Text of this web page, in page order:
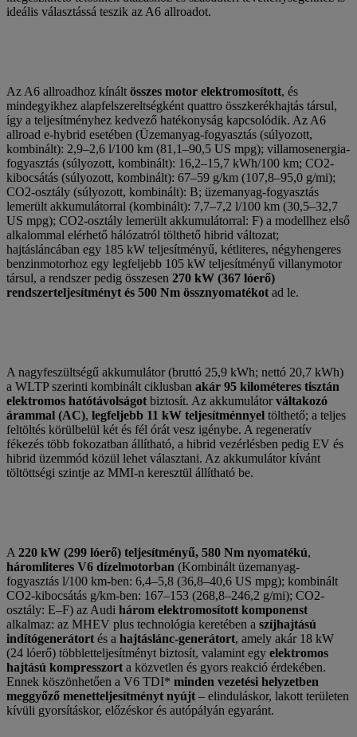
ideális választássá teszik az A6 allroadot.
Az A6 allroadhoz kínált összes motor elektromosított, és
mindegyikhez alapfelszereltségként quattro összkerékhajtás társul,
így a teljesítményhez kedvező hatékonyság kapcsolódik. Az A6
allroad e-hybrid esetében (Üzemanyag-fogyasztás (súlyozott,
kombinált): 2,9–2,6 l/100 km (81,1–90,5 US mpg); villamosenergia-
fogyasztás (súlyozott, kombinált): 16,2–15,7 kWh/100 km; CO2-
kibocsátás (súlyozott, kombinált): 67–59 g/km (107,8–95,0 g/mi);
CO2-osztály (súlyozott, kombinált): B; üzemanyag-fogyasztás
lemerült akkumulátorral (kombinált): 7,7–7,2 l/100 km (30,5–32,7
US mpg); CO2-osztály lemerült akkumulátorral: F) a modellhez első
alkalommal elérhető hálózatról tölthető hibrid változat;
hajtásláncában egy 185 kW teljesítményű, kétliteres, négyhengeres
benzinmotorhoz egy legfeljebb 105 kW teljesítményű villanymotor
társul, a rendszer pedig összesen 270 kW (367 lóerő)
rendszerteljesítményt és 500 Nm össznyomatékot ad le.
A nagyfeszültségű akkumulátor (bruttó 25,9 kWh; nettó 20,7 kWh)
a WLTP szerinti kombinált ciklusban akár 95 kilométeres tisztán
elektromos hatótávolságot biztosít. Az akkumulátorváltakozó
árammal (AC), legfeljebb 11 kW teljesítménnyel tölthető; a teljes
feltöltés körülbelül két és fél órát vesz igénybe. A regeneratív
fékezés több fokozatban állítható, a hibrid vezérlésben pedig EV és
hibrid üzemmód közül lehet választani. Az akkumulátor kívánt
töltöttségi szintje az MMI-n keresztül állítható be.
A 220 kW (299 lóerő) teljesítményű, 580 Nm nyomatékú,
háromliteres V6 dízelmotorban (Kombinált üzemanyag-
fogyasztás l/100 km-ben: 6,4–5,8 (36,8–40,6 US mpg); kombinált
CO2-kibocsátás g/km-ben: 167–153 (268,8–246,2 g/mi); CO2-
osztály: E–F) az Audi három elektromosított komponenst
alkalmaz: az MHEV plus technológia keretében a szíjhajtású
indítógenerátort és a hajtáslánc-generátort, amely akár 18 kW
(24 lóerő) többletteljesítményt biztosít, valamint egy elektromos
hajtású kompresszort a közvetlen és gyors reakció érdekében.
Ennek köszönhetően a V6 TDI* minden vezetési helyzetben
meggyőző menetteljesítményt nyújt – elinduláskor, lakott területen
kívüli gyorsításkor, előzéskor és autópályán egyaránt.